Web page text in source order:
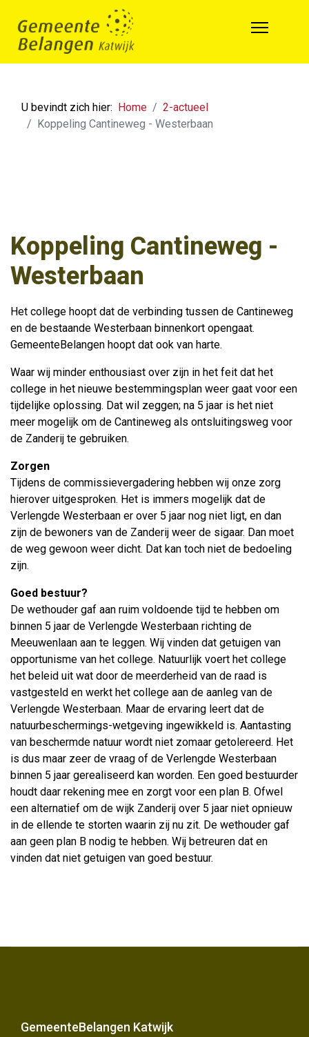
U bevindt zich hier: Home
2-actueel
Koppeling Cantineweg - Westerbaan
Koppeling Cantineweg -
Westerbaan
Het college hoopt dat de verbinding tussen de Cantineweg
en de bestaande Westerbaan binnenkort opengaat.
GemeenteBelangen hoopt dat ook van harte.
Waar wij minder enthousiast over zijn in het feit dat het
college in het nieuwe bestemmingsplan weer gaat voor een
tijdelijke oplossing. Dat wil zeggen; na 5 jaar is het niet
meer mogelijk om de Cantineweg als ontsluitingsweg voor
de Zanderij te gebruiken.
Zorgen
Tijdens de commissievergadering hebben wij onze zorg
hierover uitgesproken. Het is immers mogelijk dat de
Verlengde Westerbaan er over 5 jaar nog niet ligt, en dan
zijn de bewoners van de Zanderij weer de sigaar. Dan moet
de weg gewoon weer dicht. Dat kan toch niet de bedoeling
zijn.
Goed bestuur?
De wethouder gaf aan ruim voldoende tijd te hebben om
binnen 5 jaar de Verlengde Westerbaan richting de
Meeuwenlaan aan te leggen. Wij vinden dat getuigen van
opportunisme van het college. Natuurlijk voert het college
het beleid uit wat door de meerderheid van de raad is
vastgesteld en werkt het college aan de aanleg van de
Verlengde Westerbaan. Maar de ervaring leert dat de
natuurbeschermings-wetgeving ingewikkeld is. Aantasting
van beschermde natuur wordt niet zomaar getolereerd. Het
is dus maar zeer de vraag of de Verlengde Westerbaan
binnen 5 jaar gerealiseerd kan worden. Een goed bestuurder
houdt daar rekening mee en zorgt voor een plan B. Ofwel
een alternatief om de wijk Zanderij over 5 jaar niet opnieuw
in de ellende te storten waarin zij nu zit. De wethouder gaf
aan geen plan B nodig te hebben. Wij betreuren dat en
vinden dat niet getuigen van goed bestuur.
GemeenteBelangen Katwijk